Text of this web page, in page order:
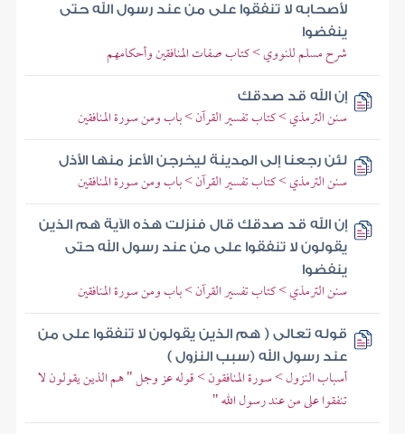
لأصحابه لا تنفقوا على من عند رسول الله حتى
ينفضوا
شرح مسلم للنووي > كتاب صفات المنافقين وأحكامهم
إن الله قد صدقك
سنن الترمذي > كتاب تفسير القرآن > باب ومن سورة المنافقين
لئن رجعنا إلى المدينة ليخرجن الأعز منها الأذل
سنن الترمذي > كتاب تفسير القرآن > باب ومن سورة المنافقين
إن الله قد صدقك قال فنزلت هذه الآية هم الذين
يقولون لا تنفقوا على من عند رسول الله حتى
ينفضوا
سنن الترمذي > كتاب تفسير القرآن > باب ومن سورة المنافقين
قوله تعالى ( هم الذين يقولون لا تنفقوا على من
عند رسول الله (سبب النزول )
أسباب النزول > سورة المنافقون > قوله عز وجل " هم الذين يقولون لا
تنفقوا على من عند رسول الله "